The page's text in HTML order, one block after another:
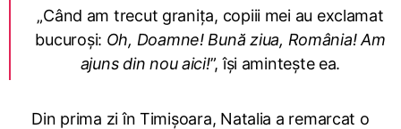
„Când am trecut granița, copiii mei au exclamat
bucuroși: Oh, Doamne! Bună ziua, România! Am
ajuns din nou aici!”, își amintește ea.
Din prima zi în Timișoara, Natalia a remarcat o